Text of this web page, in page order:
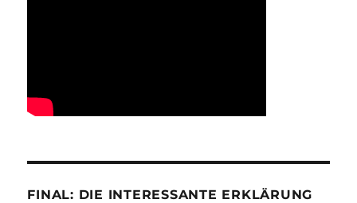
FINAL: DIE INTERESSANTE ERKLÄRUNG